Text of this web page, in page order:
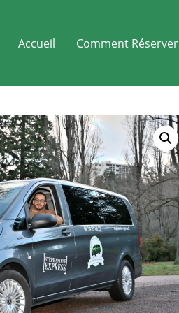
Accueil Comment Réserver